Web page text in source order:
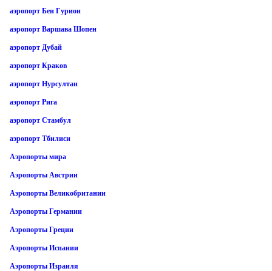
аэропорт Бен Гурион
аэропорт Варшава Шопен
аэропорт Дубай
аэропорт Краков
аэропорт Нурсултан
аэропорт Рига
аэропорт Стамбул
аэропорт Тбилиси
Аэропорты мира
Аэропорты Австрии
Аэропорты Великобритании
Аэропорты Германии
Аэропорты Греции
Аэропорты Испании
Аэропорты Израиля